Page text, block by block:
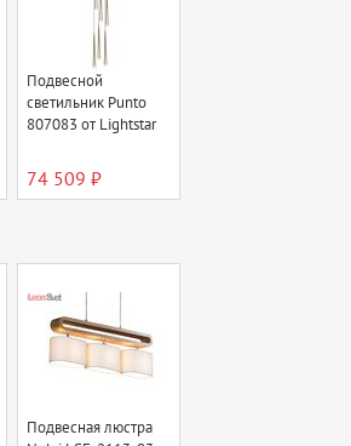
Подвесной
светильник Punto
807083 от Lightstar
74 509 ₽
Подвесная люстра